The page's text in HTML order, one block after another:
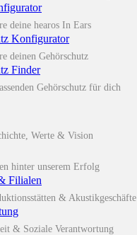
deine hearos In Ears
Konfigurator
deinen Gehörschutz
Finder
Gehörschutz für dich
Werte & Vision
hinter unserem Erfolg
Filialen
& Akustikgeschäfte
& Soziale Verantwortung